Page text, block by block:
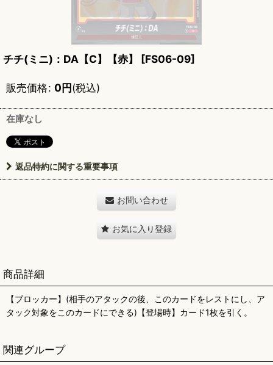
チチ(ミニ)：DA【C】【赤】 [FS06-09]
販売価格: 0円(税込)
在庫なし
返品特約に関する重要事項
お問い合わせ
お気に入り登録
商品詳細
【ブロッカー】(相手のアタックの後、このカードをレストにし、ア
タック対象をこのカードにできる)【登場時】カード1枚を引く。
関連グループ